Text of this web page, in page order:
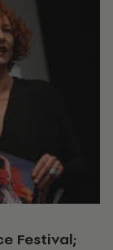
Festival;